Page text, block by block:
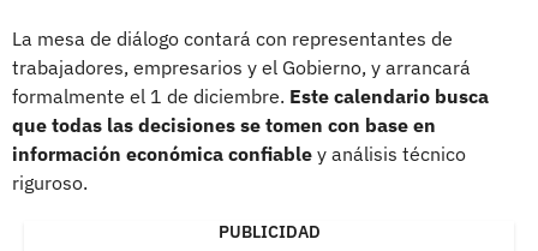
La mesa de diálogo contará con representantes de
trabajadores, empresarios y el Gobierno, y arrancará
formalmente el 1 de diciembre. Este calendario busca
que todas las decisiones se tomen con base en
información económica confiable y análisis técnico
riguroso.
PUBLICIDAD